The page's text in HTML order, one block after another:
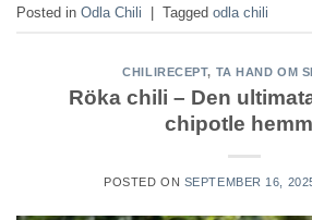
Posted in Odla Chili | Tagged odla chili
CHILIRECEPT, TA HAND OM
Röka chili – Den
chipotle
POSTED ON SEPTEMBER 16,